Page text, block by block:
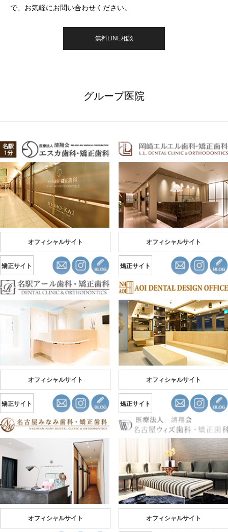
で、お気軽にお問い合わせください。
無料LINE相談
グループ医院
オフィシャルサイト
矯正サイト
オフィシャルサイト
矯正サイト
オフィシャルサイト
矯正サイト
オフィシャルサイト
矯正サイト
オフィシャルサイト オフィシャルサイト